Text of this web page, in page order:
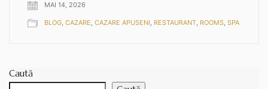
MAI 14, 2026
BLOG, CAZARE, CAZARE APUSENI, RESTAURANT, ROOMS, SPA
Caută